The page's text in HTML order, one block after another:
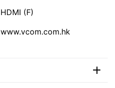
HDMI (F)
www.vcom.com.hk